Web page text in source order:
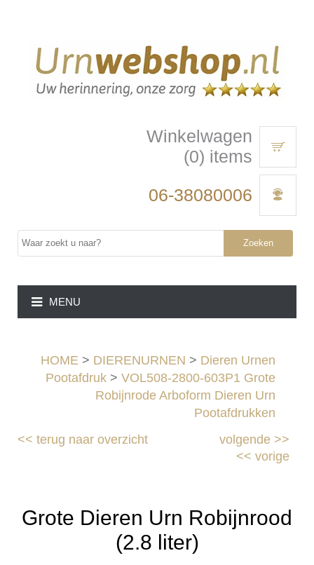
Winkelwagen
(0) items
06-38080006
Zoeken
MENU
HOME > DIERENURNEN > Dieren Urnen
Pootafdruk> VOL508-2800-603P1 Grote
Robijnrode Arboform Dieren Urn
Pootafdrukken
<<terug naar overzicht volgende>>
<< vorige
Grote Dieren Urn Robijnrood
(2.8 liter)